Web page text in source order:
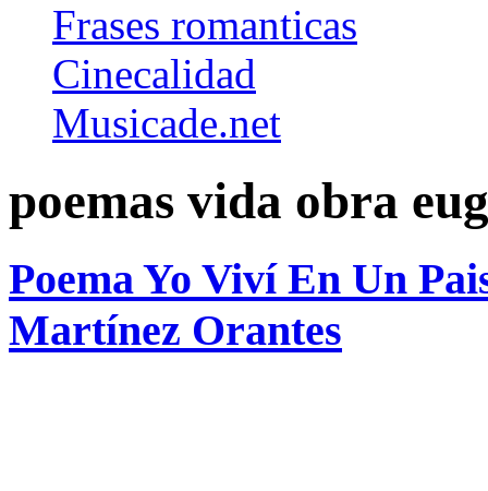
Frases romanticas
Cinecalidad
Musicade.net
poemas vida obra
Poema Yo Viví En Un
Martínez Orantes